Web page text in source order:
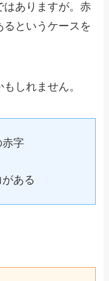
はありますが。赤
というケースを
しれません。
字
ある